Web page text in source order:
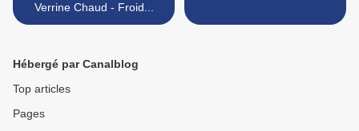
Verrine Chaud - Froid...
Hébergé par Canalblog
Top articles
Pages